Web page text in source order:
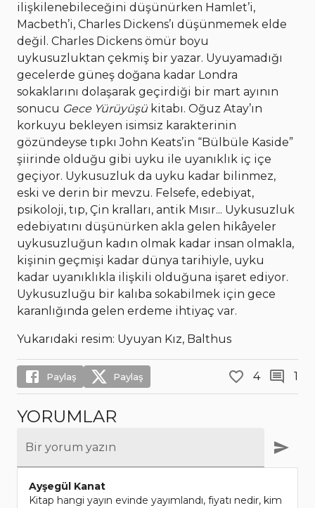
ilişkilenebileceğini düşünürken Hamlet’i,
Macbeth’i, Charles Dickens’ı düşünmemek elde
değil. Charles Dickens ömür boyu
uykusuzluktan çekmiş bir yazar. Uyuyamadığı
gecelerde güneş doğana kadar Londra
sokaklarını dolaşarak geçirdiği bir mart ayının
sonucu Gece Yürüyüşü kitabı. Oğuz Atay’ın
korkuyu bekleyen isimsiz karakterinin
gözündeyse tıpkı John Keats’in “Bülbüle Kaside”
şiirinde olduğu gibi uyku ile uyanıklık iç içe
geçiyor. Uykusuzluk da uyku kadar bilinmez,
eski ve derin bir mevzu. Felsefe, edebiyat,
psikoloji, tıp, Çin kralları, antik Mısır... Uykusuzluk
edebiyatını düşünürken akla gelen hikâyeler
uykusuzluğun kadın olmak kadar insan olmakla,
kişinin geçmişi kadar dünya tarihiyle, uyku
kadar uyanıklıkla ilişkili olduğuna işaret ediyor.
Uykusuzluğu bir kalıba sokabilmek için gece
karanlığında gelen erdeme ihtiyaç var.
Yukarıdaki resim: Uyuyan Kız, Balthus
Paylaş Paylaş 4 1
YORUMLAR
Bir yorum yazın
Ayşegül Kanat
Kitap hangi yayın evinde yayımlandı, fiyatı nedir, kim